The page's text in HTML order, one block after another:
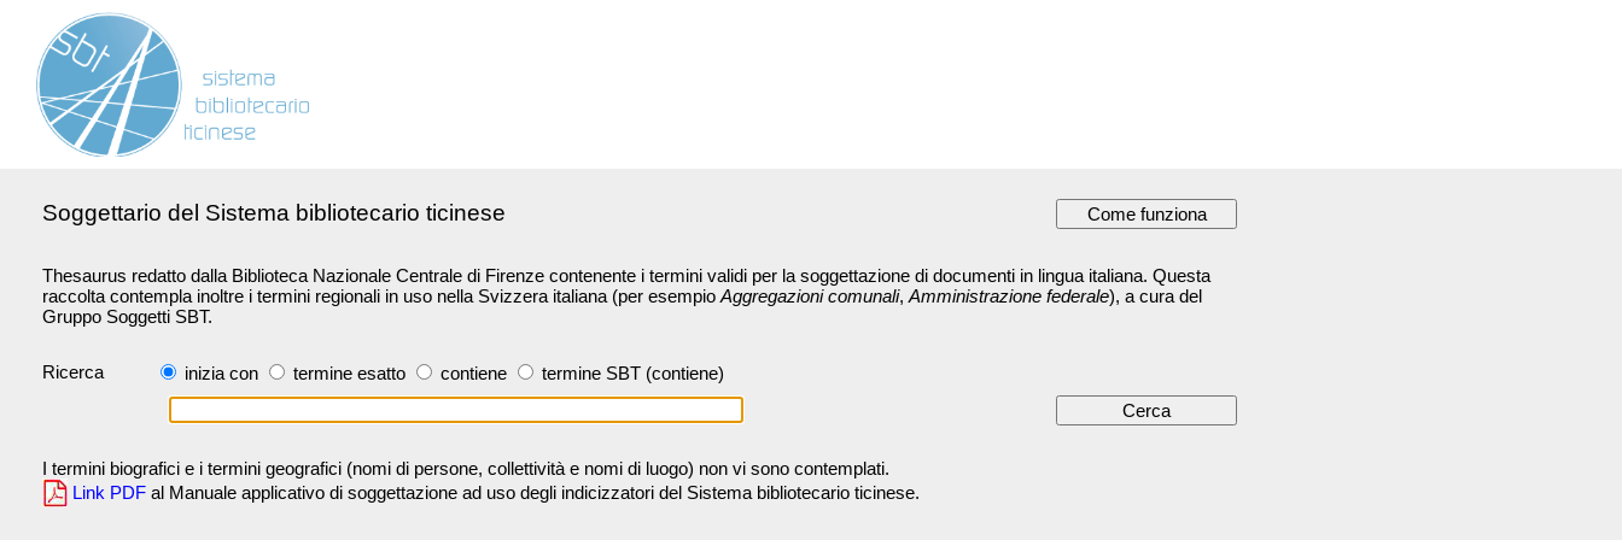
Soggettario del Sistema bibliotecario ticinese
Thesaurus redatto dalla Biblioteca Nazionale Centrale di Firenze contenente i termini validi per la soggettazione di documenti in lingua italiana. Questa
raccolta contempla inoltre i termini regionali in uso nella Svizzera italiana (per esempio Aggregazioni comunali, Amministrazione federale), a cura del
Gruppo Soggetti SBT.
Ricerca inizia con termine esatto contiene termine SBT (contiene)
I termini biografici e i termini geografici (nomi di persone, collettività e nomi di luogo) non vi sono contemplati.
Link PDF al Manuale applicativo di soggettazione ad uso degli indicizzatori del Sistema bibliotecario ticinese.